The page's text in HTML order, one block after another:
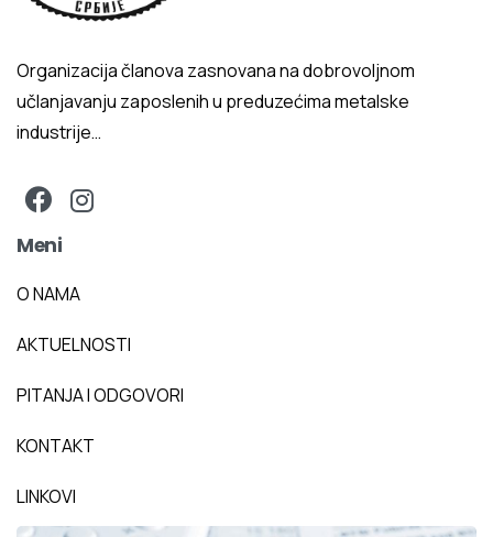
Organizacija članova zasnovana na dobrovoljnom
učlanjavanju zaposlenih u preduzećima metalske
industrije…
Meni
O NAMA
AKTUELNOSTI
PITANJA I ODGOVORI
KONTAKT
LINKOVI